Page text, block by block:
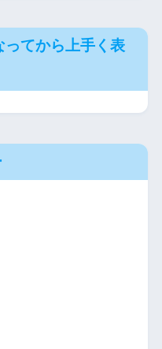
てから上手く表